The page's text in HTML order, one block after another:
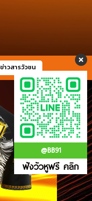
@BB91
ฟังวัวหูฟรี คลิก
ข่าวสารวัวชน